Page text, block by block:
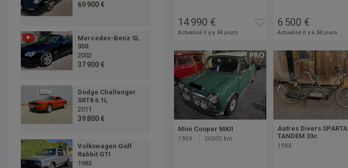
69 900 €
Mercedes-Benz SL
350
2002
37 900 €
Dodge Challenger
SRT8 6.1L
2011
39 800 €
Volkswagen Golf
Rabbit GTI
1983
14 990 €
Actualisé il y a 34 jours
6 500 €
Actualisé il y a 34 jours
Mini Cooper MKII
1969 26000 km
Autres Divers SPARTA
TANDEM 33c
1988